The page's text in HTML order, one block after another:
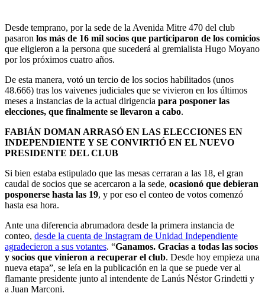
Desde temprano, por la sede de la Avenida Mitre 470 del club
pasaron los más de 16 mil socios que participaron de los comicios
que eligieron a la persona que sucederá al gremialista Hugo Moyano
por los próximos cuatro años.
De esta manera, votó un tercio de los socios habilitados (unos
48.666) tras los vaivenes judiciales que se vivieron en los últimos
meses a instancias de la actual dirigencia para posponer las
elecciones, que finalmente se llevaron a cabo.
FABIÁN DOMAN ARRASÓ EN LAS ELECCIONES EN
INDEPENDIENTE Y SE CONVIRTIÓ EN EL NUEVO
PRESIDENTE DEL CLUB
Si bien estaba estipulado que las mesas cerraran a las 18, el gran
caudal de socios que se acercaron a la sede, ocasionó que debieran
posponerse hasta las 19, y por eso el conteo de votos comenzó
hasta esa hora.
Ante una diferencia abrumadora desde la primera instancia de
conteo, desde la cuenta de Instagram de Unidad Independiente
agradecieron a sus votantes. “Ganamos. Gracias a todas las socios
y socios que vinieron a recuperar el club. Desde hoy empieza una
nueva etapa”, se leía en la publicación en la que se puede ver al
flamante presidente junto al intendente de Lanús Néstor Grindetti y
a Juan Marconi.